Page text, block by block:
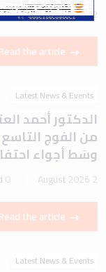
2 August 2026
1 min read
Read the article
Latest News & Events
الدكتور أحمد
من الفوج
وسَط أجواء
2 August 2026
0 min read
Read the article
Latest News & Events